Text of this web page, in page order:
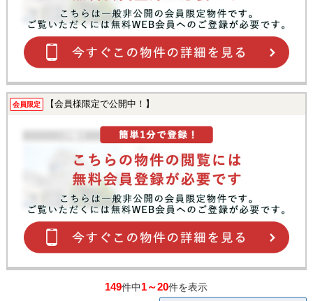
会員限定 【会員様限定で公開中！】
149件中1～20件を表示